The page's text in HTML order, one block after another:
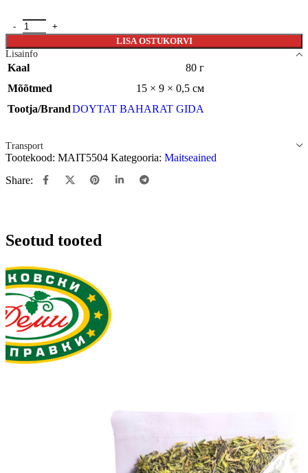
LISA OSTUKORVI
Lisainfo
Kaal
80 г
Mõõtmed
15 × 9 × 0,5 см
Tootja/BrandDOYTAT BAHARAT GIDA
Transport
Tootekood: MAIT5504 Kategooria: Maitseained
Share:
Seotud tooted